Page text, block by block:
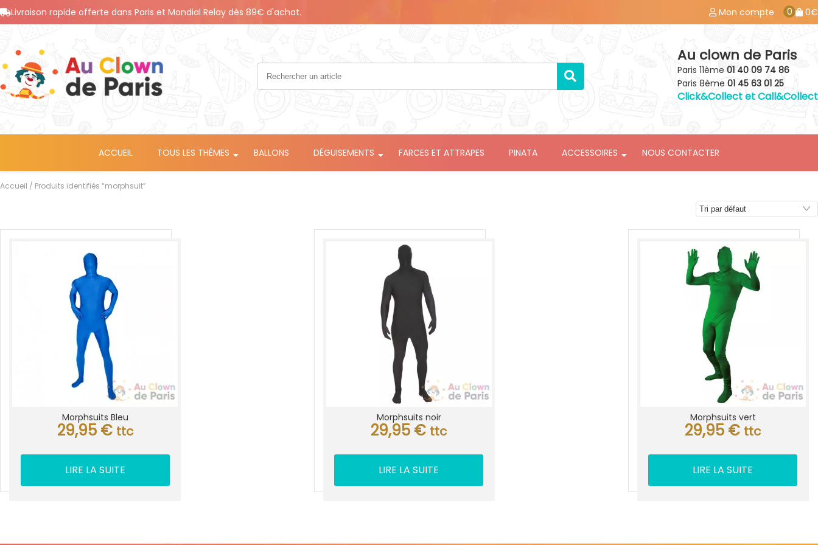
Livraison rapide offerte dans Paris et Mondial Relay dès 89€ d'achat. Mon compte 0 0€
Au clown de Paris
Paris 11ème 01 40 09 74 86
Paris 8ème 01 45 63 01 25
Click&Collect et Call&Collect
ACCUEIL TOUS LES THÈMES BALLONS DÉGUISEMENTS FARCES ET ATTRAPES PINATA ACCESSOIRES NOUS CONTACTER
Accueil / Produits identifiés “morphsuit”
Morphsuits Bleu
29,95 € ttc
LIRE LA SUITE
Morphsuits noir
29,95 € ttc
LIRE LA SUITE
Morphsuits vert
29,95 € ttc
LIRE LA SUITE